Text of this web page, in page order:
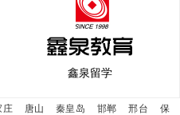
鑫泉留学
庄 唐山 秦皇岛 邯郸 邢台
保